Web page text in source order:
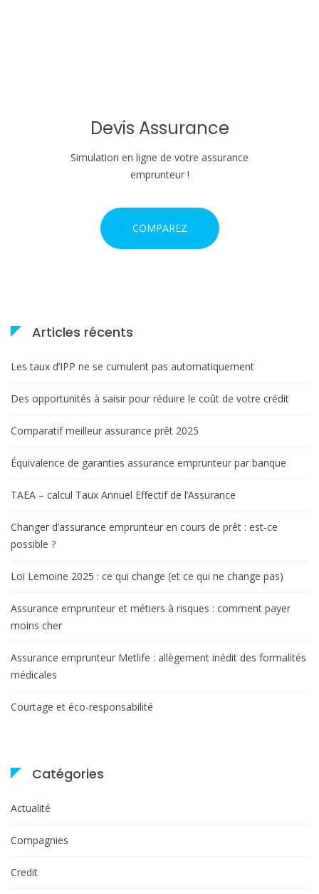
e
Devis Assurance
Simulation en ligne de votre assurance
emprunteur !
COMPAREZ
Articles récents
Les taux d’IPP ne se cumulent pas automatiquement
Des opportunités à saisir pour réduire le coût de votre crédit
Comparatif meilleur assurance prêt 2025
Équivalence de garanties assurance emprunteur par banque
TAEA – calcul Taux Annuel Effectif de l’Assurance
Changer d’assurance emprunteur en cours de prêt : est-ce
possible ?
Loi Lemoine 2025 : ce qui change (et ce qui ne change pas)
Assurance emprunteur et métiers à risques : comment payer
moins cher
Assurance emprunteur Metlife : allègement inédit des formalités
médicales
Courtage et éco-responsabilité
Catégories
Actualité
Compagnies
Credit